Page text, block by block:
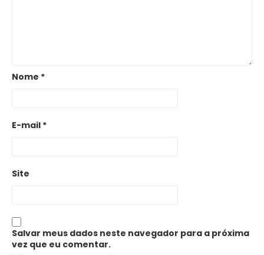
Nome *
E-mail *
Site
Salvar meus dados neste navegador para a próxima
vez que eu comentar.